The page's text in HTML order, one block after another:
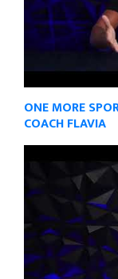
ONE MORE
COACH FLAVIA